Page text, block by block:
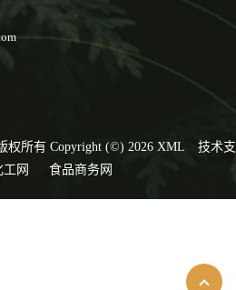
权所有 Copyright (©) 2026 XML
技术支
网 食品商务网